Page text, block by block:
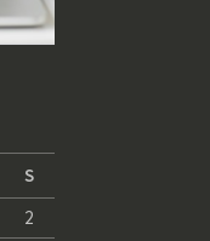
S
2